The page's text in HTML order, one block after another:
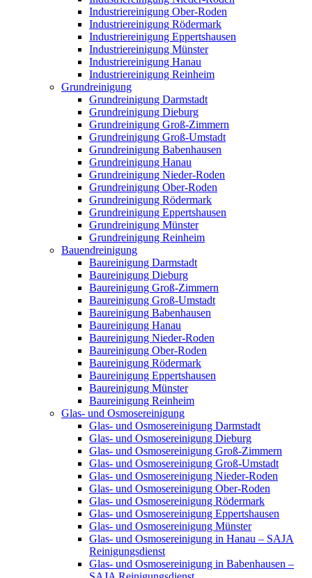
Industriereinigung Ober-Roden
Industriereinigung Rödermark
Industriereinigung Eppertshausen
Industriereinigung Münster
Industriereinigung Hanau
Industriereinigung Reinheim
Grundreinigung
Grundreinigung Darmstadt
Grundreinigung Dieburg
Grundreinigung Groß-Zimmern
Grundreinigung Groß-Umstadt
Grundreinigung Babenhausen
Grundreinigung Hanau
Grundreinigung Nieder-Roden
Grundreinigung Ober-Roden
Grundreinigung Rödermark
Grundreinigung Eppertshausen
Grundreinigung Münster
Grundreinigung Reinheim
Bauendreinigung
Baureinigung Darmstadt
Baureinigung Dieburg
Baureinigung Groß-Zimmern
Baureinigung Groß-Umstadt
Baureinigung Babenhausen
Baureinigung Hanau
Baureinigung Nieder-Roden
Baureinigung Ober-Roden
Baureinigung Rödermark
Baureinigung Eppertshausen
Baureinigung Münster
Baureinigung Reinheim
Glas- und Osmosereinigung
Glas- und Osmosereinigung Darmstadt
Glas- und Osmosereinigung Dieburg
Glas- und Osmosereinigung Groß-Zimmern
Glas- und Osmosereinigung Groß-Umstadt
Glas- und Osmosereinigung Nieder-Roden
Glas- und Osmosereinigung Ober-Roden
Glas- und Osmosereinigung Rödermark
Glas- und Osmosereinigung Eppertshausen
Glas- und Osmosereinigung Münster
Glas- und Osmosereinigung in Hanau – SAJA
Reinigungsdienst
Glas- und Osmosereinigung in Babenhausen –